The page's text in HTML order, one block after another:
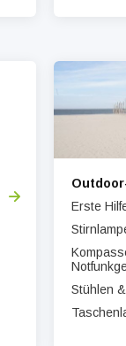
Erste
Stühlen